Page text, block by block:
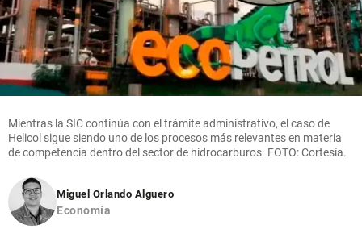
Mientras la SIC continúa con el trámite administrativo, el caso de
Helicol sigue siendo uno de los procesos más relevantes en materia
de competencia dentro del sector de hidrocarburos. FOTO: Cortesía.
Miguel Orlando Alguero
Economía